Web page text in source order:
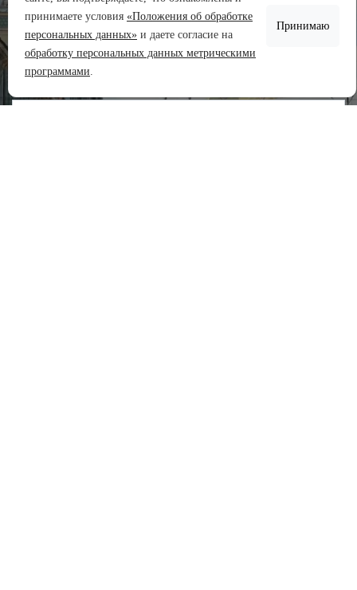
Продажа участков
Задать вопрос
принимаете условия «Положения об обработке
персональных данных» и даете согласие на
обработку персональных данных метрическими
программами.
Принимаю